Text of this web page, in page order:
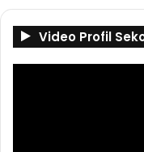
Video Profil